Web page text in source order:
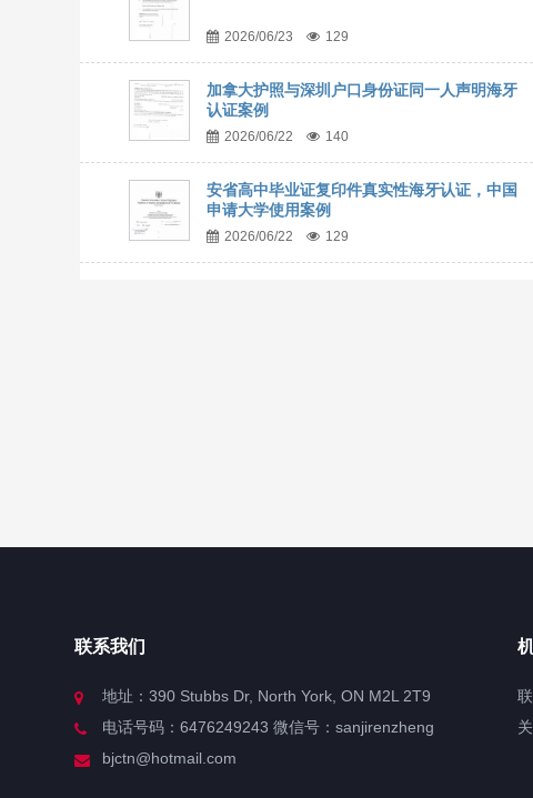
2026/06/23 129
加拿大护照与深圳户口身份证同一人声明海牙
认证案例
2026/06/22 140
安省高中毕业证复印件真实性海牙认证，中国
申请大学使用案例
2026/06/22 129
联系我们
地址：390 Stubbs Dr, North York, ON M2L 2T9
电话号码：6476249243 微信号：sanjirenzheng
bjctn@hotmail.com